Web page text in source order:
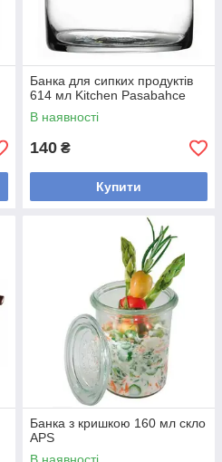
Банка для сипких продуктів
614 мл Kitchen Pasabahce
В наявності
140 ₴
Купити
Банка з кришкою 160 мл скло
APS